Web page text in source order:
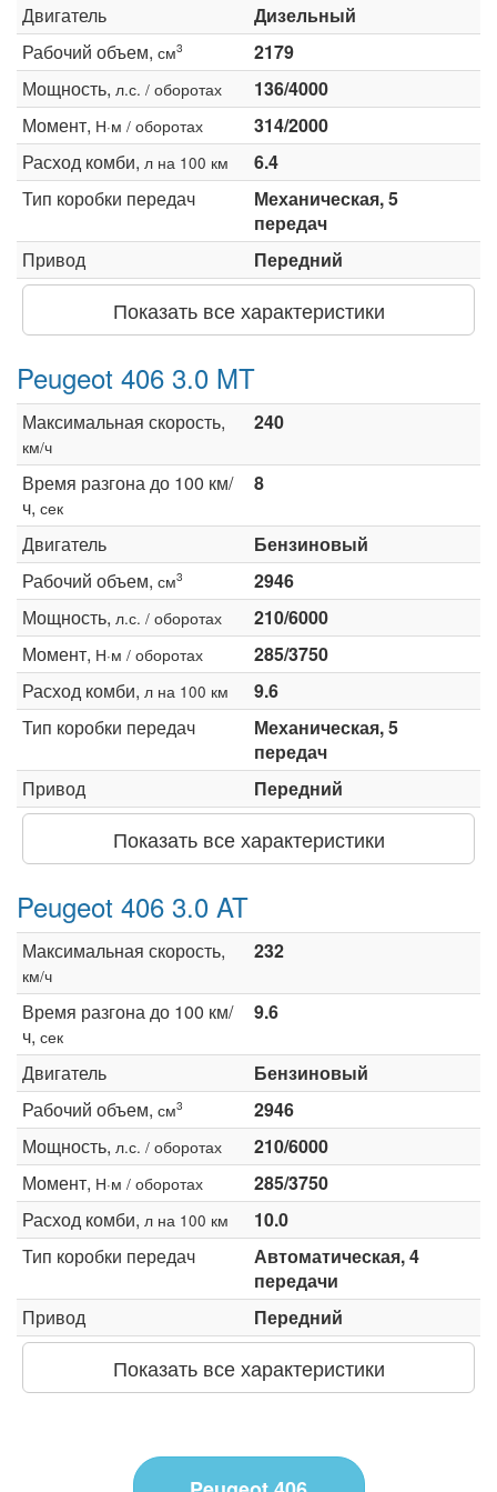
Двигатель
Дизельный
Рабочий объем, см3
2179
Мощность, л.с. / оборотах
136/4000
Момент, Н·м / оборотах
314/2000
Расход комби, л на 100 км
6.4
Тип коробки передач
Механическая, 5
передач
Привод
Передний
Показать все характеристики
Peugeot 406 3.0 MT
Максимальная скорость,
км/ч
240
Время разгона до 100 км/
ч, сек
8
Двигатель
Бензиновый
Рабочий объем, см3
2946
Мощность, л.с. / оборотах
210/6000
Момент, Н·м / оборотах
285/3750
Расход комби, л на 100 км
9.6
Тип коробки передач
Механическая, 5
передач
Привод
Передний
Показать все характеристики
Peugeot 406 3.0 AT
Максимальная скорость,
км/ч
232
Время разгона до 100 км/
ч, сек
9.6
Двигатель
Бензиновый
Рабочий объем, см3
2946
Мощность, л.с. / оборотах
210/6000
Момент, Н·м / оборотах
285/3750
Расход комби, л на 100 км
10.0
Тип коробки передач
Автоматическая, 4
передачи
Привод
Передний
Показать все характеристики